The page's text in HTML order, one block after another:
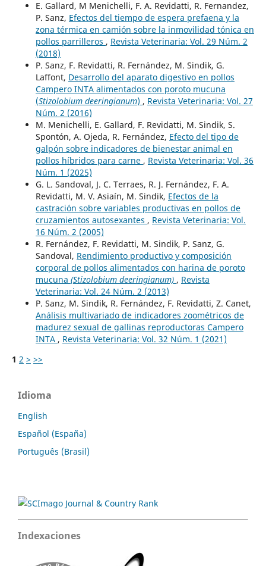
E. Gallard, M Menichelli, F. A. Revidatti, R. Fernandez,
P. Sanz, Efectos del tiempo de espera prefaena y la
zona térmica en camión sobre la inmovilidad tónica en
pollos parrilleros , Revista Veterinaria: Vol. 29 Núm. 2
(2018)
P. Sanz, F. Revidatti, R. Fernández, M. Sindik, G.
Laffont, Desarrollo del aparato digestivo en pollos
Campero INTA alimentados con poroto mucuna
(Stizolobium deeringianum) , Revista Veterinaria: Vol. 27
Núm. 2 (2016)
M. Menichelli, E. Gallard, F. Revidatti, M. Sindik, S.
Spontón, A. Ojeda, R. Fernández, Efecto del tipo de
galpón sobre indicadores de bienestar animal en
pollos híbridos para carne , Revista Veterinaria: Vol. 36
Núm. 1 (2025)
G. L. Sandoval, J. C. Terraes, R. J. Fernández, F. A.
Revidatti, M. V. Asiaín, M. Sindik, Efectos de la
castración sobre variables productivas en pollos de
cruzamientos autosexantes , Revista Veterinaria: Vol.
16 Núm. 2 (2005)
R. Fernández, F. Revidatti, M. Sindik, P. Sanz, G.
Sandoval, Rendimiento productivo y composición
corporal de pollos alimentados con harina de poroto
mucuna (Stizolobium deeringianum) , Revista
Veterinaria: Vol. 24 Núm. 2 (2013)
P. Sanz, M. Sindik, R. Fernández, F. Revidatti, Z. Canet,
Análisis multivariado de indicadores zoométricos de
madurez sexual de gallinas reproductoras Campero
INTA , Revista Veterinaria: Vol. 32 Núm. 1 (2021)
1 2 > >>
Idioma
English
Español (España)
Português (Brasil)
Indexaciones